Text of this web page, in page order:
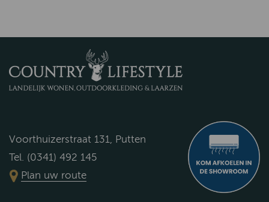
Voorthuizerstraat 131, Putten
Tel. (0341) 492 145
Plan uw route